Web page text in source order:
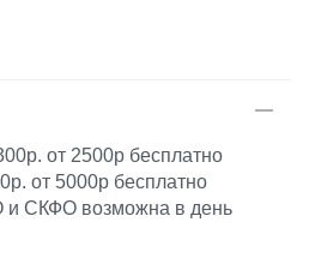
от 2500р бесплатно
от 5000р бесплатно
СКФО возможна в день